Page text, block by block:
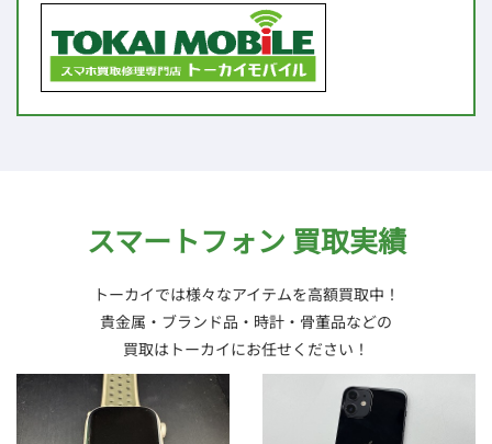
スマートフォン 買取実績
トーカイでは様々なアイテムを高額買取中！
貴金属・ブランド品・時計・骨董品などの
買取はトーカイにお任せください！